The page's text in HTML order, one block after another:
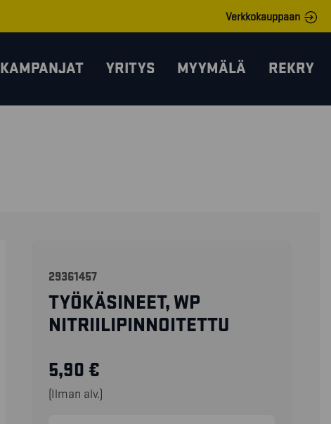
Verkkokauppaan
KAMPANJAT YRITYS MYYMÄLÄ REKRY
29361457
TYÖKÄSINEET, WP
NITRIILIPINNOITETTU
5,90 €
(Ilman alv.)